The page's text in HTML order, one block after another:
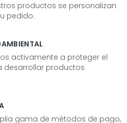
productos se personalizan
pedido.
activamente a proteger el
desarrollar productos
gama de métodos de pago,